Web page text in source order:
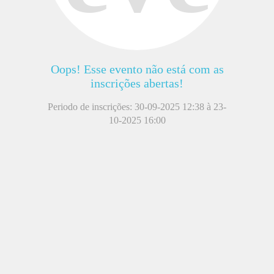
Oops! Esse evento não está com as
inscrições abertas!
Periodo de inscrições: 30-09-2025 12:38 à 23-
10-2025 16:00